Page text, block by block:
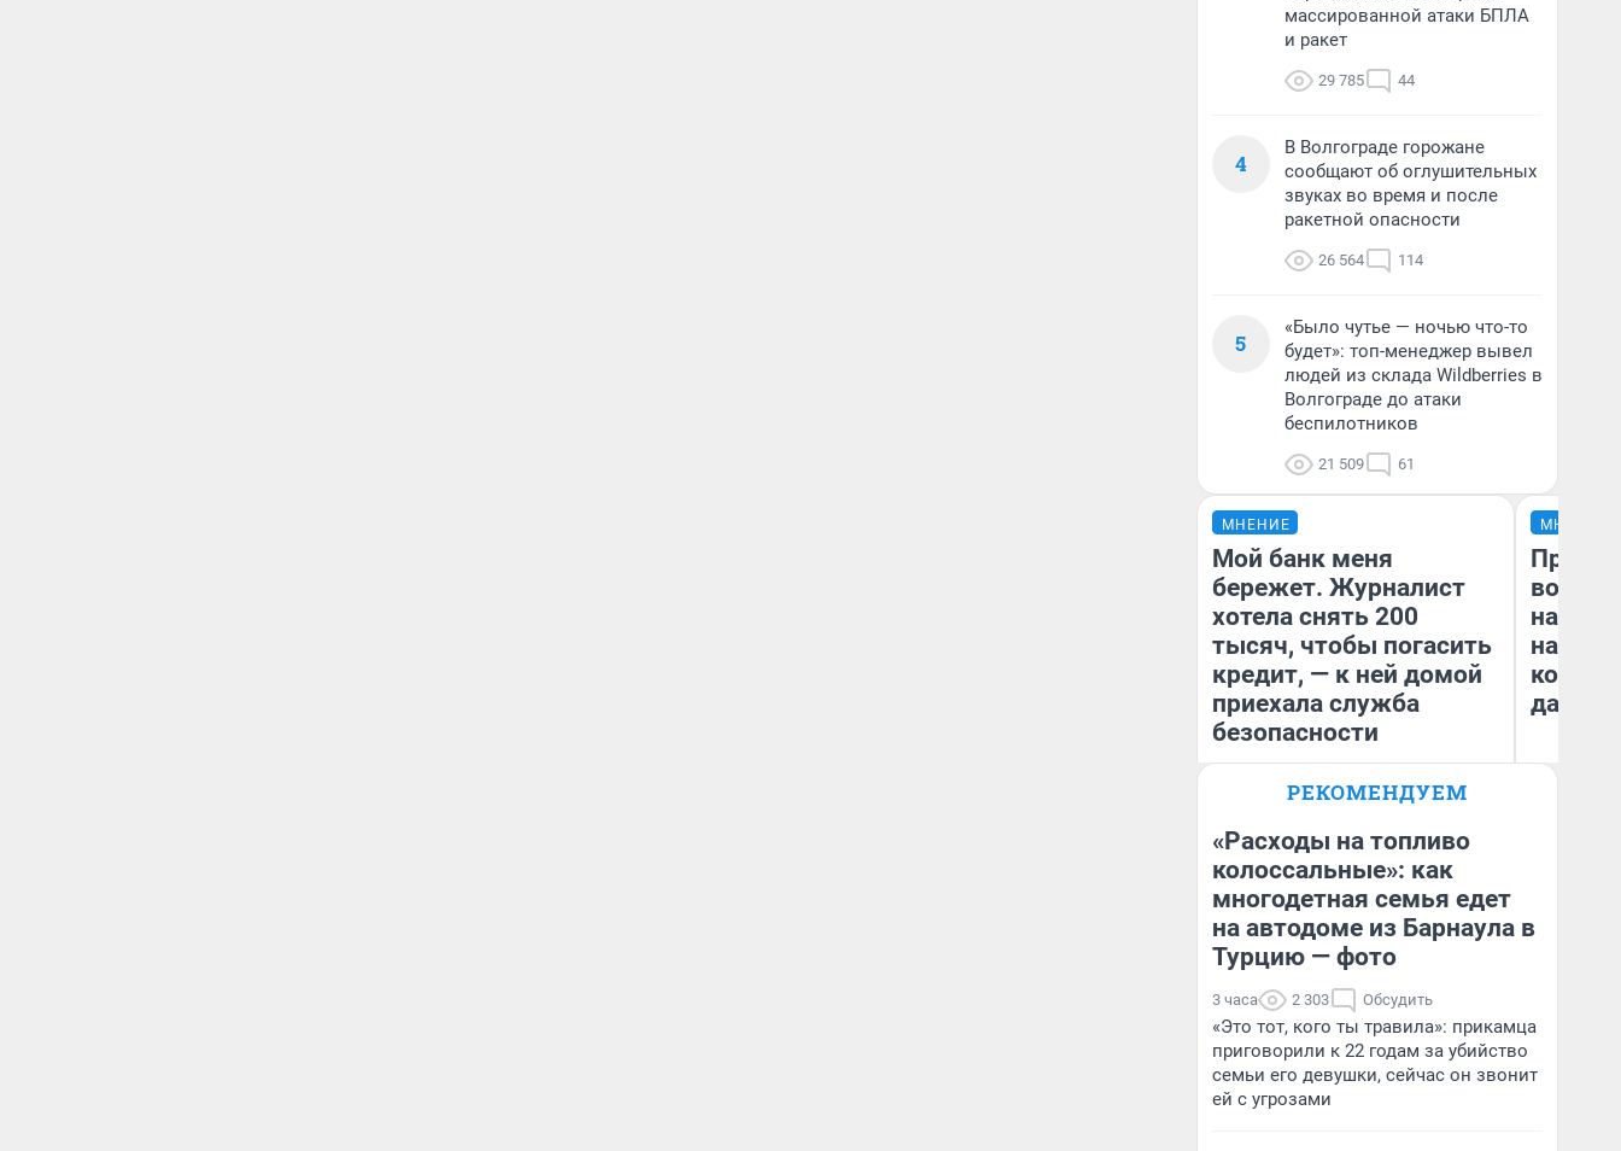
массированной атаки БПЛА
и ракет
29 785 44
4
В Волгограде горожане
сообщают об оглушительных
звуках во время и после
ракетной опасности
26 564 114
5
«Было чутье — ночью что-то
будет»: топ-менеджер вывел
людей из склада Wildberries в
Волгограде до атаки
беспилотников
21 509 61
МНЕНИЕ
Мой банк меня
бережет. Журналист
хотела снять 200
тысяч, чтобы погасить
кредит, — к ней домой
приехала служба
безопасности
Ксения Владимирская
МНЕНИЕ
нам
даже
РЕКОМЕНДУЕМ
«Расходы на топливо
колоссальные»: как
многодетная семья едет
на автодоме из Барнаула в
Турцию — фото
3 часа 2 303 Обсудить
«Это тот, кого ты травила»: прикамца
приговорили к 22 годам за убийство
семьи его девушки, сейчас он звонит
ей с угрозами